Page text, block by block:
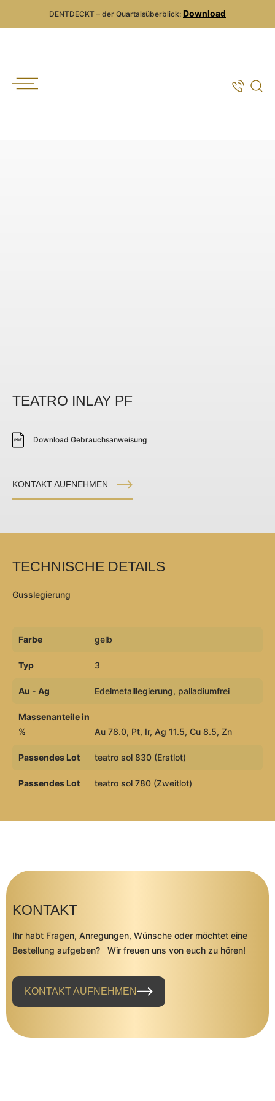
DENTDECKT – der Quartalsüberblick: Download
TEATRO INLAY PF
Download Gebrauchsanweisung
KONTAKT AUFNEHMEN
TECHNISCHE DETAILS
Gusslegierung
Farbe gelb
Typ 3
Au - Ag Edelmetalllegierung, palladiumfrei
Massenanteile in
%
Au 78.0, Pt, Ir, Ag 11.5, Cu 8.5, Zn
Passendes Lot teatro sol 830 (Erstlot)
Passendes Lot teatro sol 780 (Zweitlot)
KONTAKT
Ihr habt Fragen, Anregungen, Wünsche oder möchtet eine
Bestellung aufgeben? Wir freuen uns von euch zu hören!
KONTAKT AUFNEHMEN